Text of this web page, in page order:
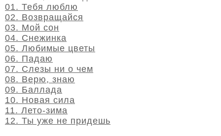
01. Тебя люблю
02. Возвращайся
03. Мой сон
04. Снежинка
05. Любимые цветы
06. Падаю
07. Слезы ни о чем
08. Верю, знаю
09. Баллада
10. Новая сила
11. Лето-зима
12. Ты уже не придешь